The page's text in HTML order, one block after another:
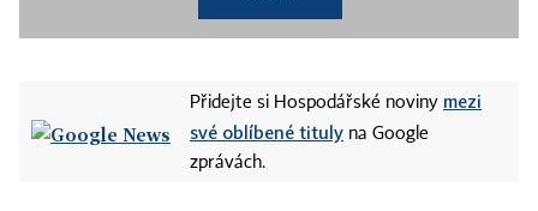
Přidejte si Hospodářské noviny mezi
své oblíbené tituly na Google
zprávách.